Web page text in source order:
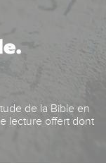
de la Bible en
lecture offert dont